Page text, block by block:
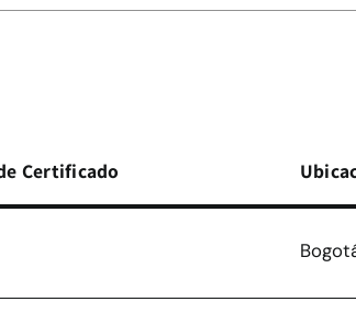
Certificado